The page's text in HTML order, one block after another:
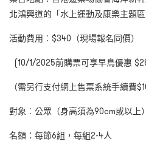
北鴻興道的「水上運動及康樂主題區
活動費用︰$340（現場報名同價）
(10/1/2025前購票可享早鳥優惠
（需另行支付網上售票系統手續費
對象︰公眾（身高須為90cm或以上）
名額：每節6組，每組2-4人